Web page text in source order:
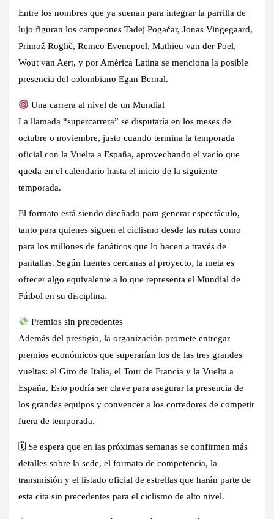
Entre los nombres que ya suenan para integrar la parrilla de
lujo figuran los campeones Tadej Pogačar, Jonas Vingegaard,
Primož Roglič, Remco Evenepoel, Mathieu van der Poel,
Wout van Aert, y por América Latina se menciona la posible
presencia del colombiano Egan Bernal.
Una carrera al nivel de un Mundial
La llamada “supercarrera” se disputaría en los meses de
octubre o noviembre, justo cuando termina la temporada
oficial con la Vuelta a España, aprovechando el vacío que
queda en el calendario hasta el inicio de la siguiente
temporada.
El formato está siendo diseñado para generar espectáculo,
tanto para quienes siguen el ciclismo desde las rutas como
para los millones de fanáticos que lo hacen a través de
pantallas. Según fuentes cercanas al proyecto, la meta es
ofrecer algo equivalente a lo que representa el Mundial de
Fútbol en su disciplina.
Premios sin precedentes
Además del prestigio, la organización promete entregar
premios económicos que superarían los de las tres grandes
vueltas: el Giro de Italia, el Tour de Francia y la Vuelta a
España. Esto podría ser clave para asegurar la presencia de
los grandes equipos y convencer a los corredores de competir
fuera de temporada.
🗓 Se espera que en las próximas semanas se confirmen más
detalles sobre la sede, el formato de competencia, la
transmisión y el listado oficial de estrellas que harán parte de
esta cita sin precedentes para el ciclismo de alto nivel.